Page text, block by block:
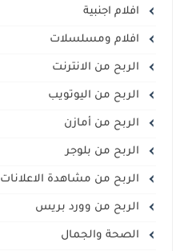
افلام اجنبية
افلام ومسلسلات
الربح من الانترنت
الربح من اليوتويب
الربح من أمازن
الربح من بلوجر
الربح من مشاهدة الاعلانات
الربح من وورد بريس
الصحة والجمال